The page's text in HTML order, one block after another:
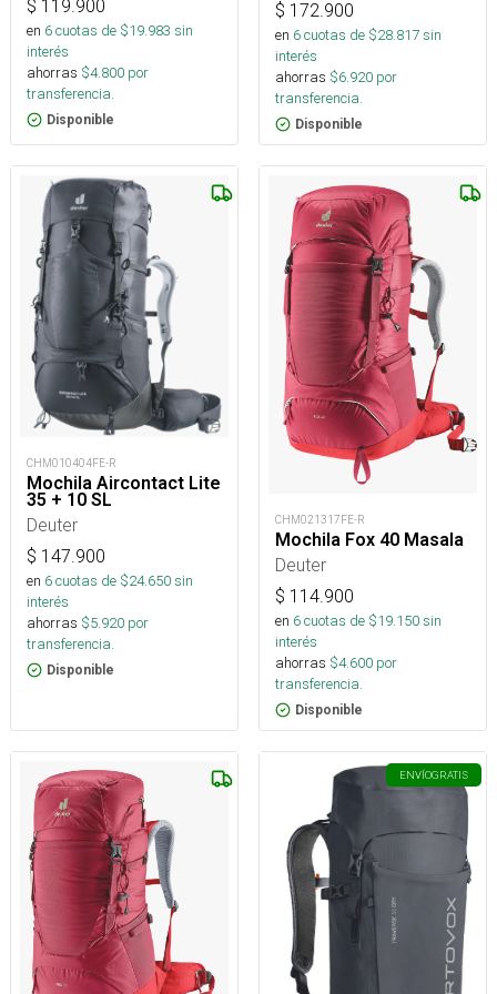
$ 119.900
en 6cuotas de $19.983 sin
interés
ahorras $4.800 por
transferencia.
Disponible
$ 172.900
en 6cuotas de $28.817sin
interés
ahorras $6.920 por
transferencia.
Disponible
CHM010404FE-R
Mochila Aircontact Lite
35 + 10 SL
Deuter
$ 147.900
en 6cuotas de $24.650sin
interés
ahorras $5.920 por
transferencia.
Disponible
CHM021317FE-R
Mochila Fox 40 Masala
Deuter
$ 114.900
en 6cuotas de $19.150sin
interés
ahorras $4.600 por
transferencia.
Disponible
ENVÍOGRATIS